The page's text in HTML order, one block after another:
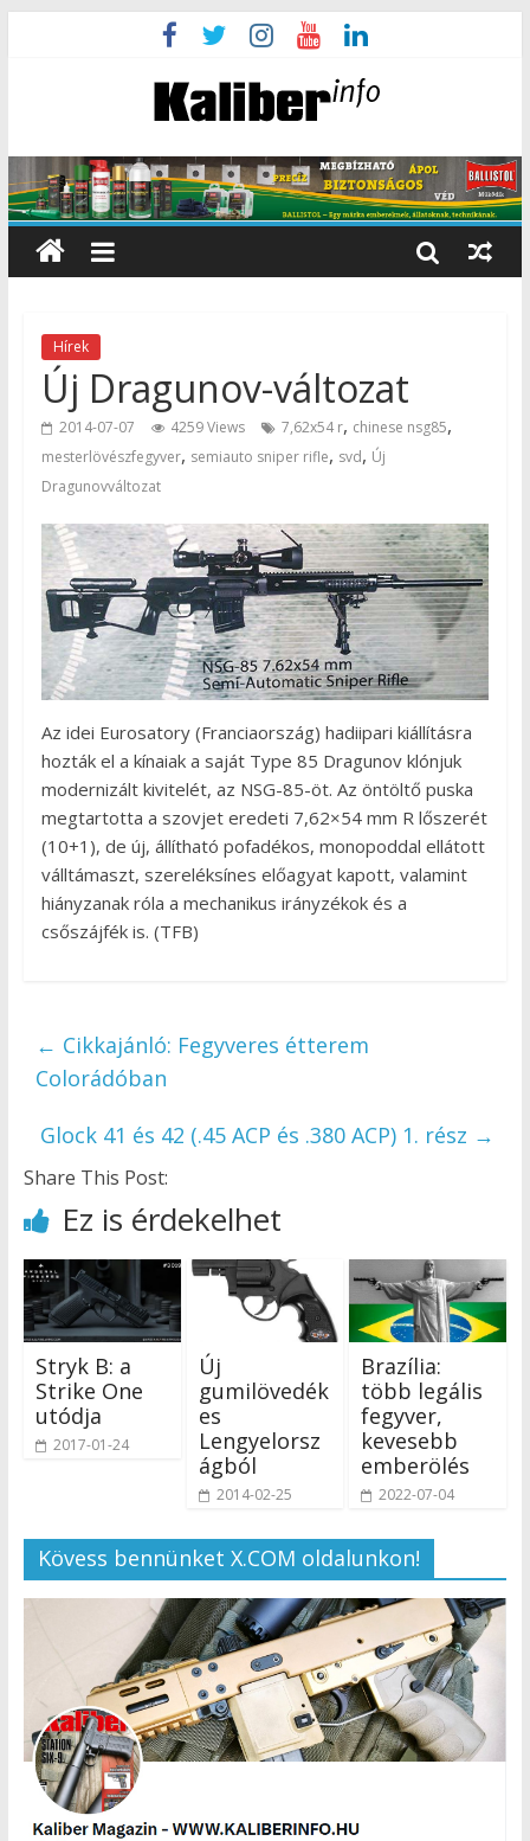
Hírek
Új Dragunov-változat
2014-07-07 4259 Views 7,62x54 r, chinese nsg85,
mesterlövészfegyver, semiauto sniper rifle, svd, Új
Dragunovváltozat
Az idei Eurosatory (Franciaország) hadiipari kiállításra
hozták el a kínaiak a saját Type 85 Dragunov klónjuk
modernizált kivitelét, az NSG-85-öt. Az öntöltő puska
megtartotta a szovjet eredeti 7,62×54 mm R lőszerét
(10+1), de új, állítható pofadékos, monopoddal ellátott
válltámaszt, szereléksínes előagyat kapott, valamint
hiányzanak róla a mechanikus irányzékok és a
csőszájfék is. (TFB)
← Cikkajánló: Fegyveres étterem
Colorádóban
Glock 41 és 42 (.45 ACP és .380 ACP) 1. rész →
Share This Post:
Ez is érdekelhet
Stryk B: a
Strike One
utódja
2017-01-24
Új
gumilövedék
es
Lengyelorsz
ágból
2014-02-25
Brazília:
több legális
fegyver,
kevesebb
emberölés
2022-07-04
Kövess bennünket X.COM oldalunkon!